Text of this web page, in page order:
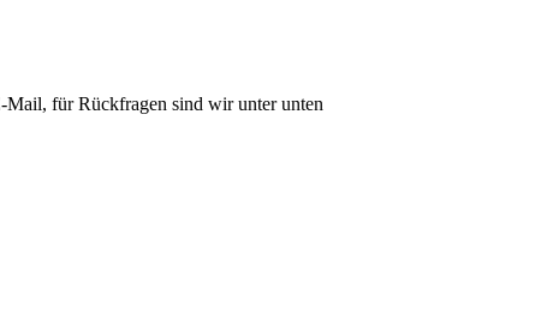
Mail, für Rückfragen sind wir unter unten